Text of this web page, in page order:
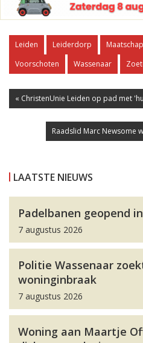
Leiden Leiderdorp
Voorschoten
Wassenaar
« ChristenUnie Leiden op pad met
Raadslid Marc Newsome
LAATSTE NIEUWS
Padelbanen geopend
7 augustus 2026
Politie Wassenaar
woninginbraak
7 augustus 2026
Woning aan Maartje